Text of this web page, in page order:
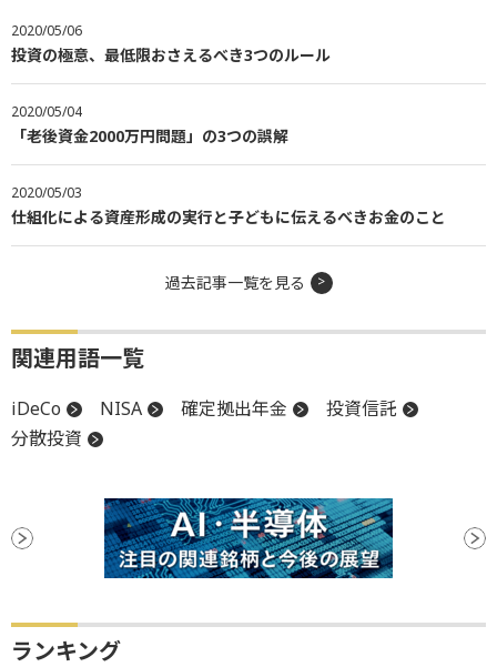
2020/05/06
投資の極意、最低限おさえるべき3つのルール
2020/05/04
「老後資金2000万円問題」の3つの誤解
2020/05/03
仕組化による資産形成の実行と子どもに伝えるべきお金のこと
過去記事一覧を見る
関連用語一覧
iDeCo NISA 確定拠出年金
投資信託
分散投資
ランキング